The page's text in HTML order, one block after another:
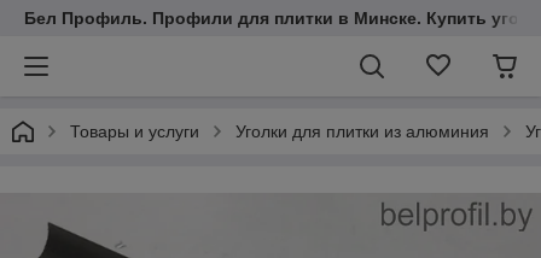
Бел Профиль. Профили для плитки в Минске. Купить
Товары и услуги Уголки для плитки из алюминия